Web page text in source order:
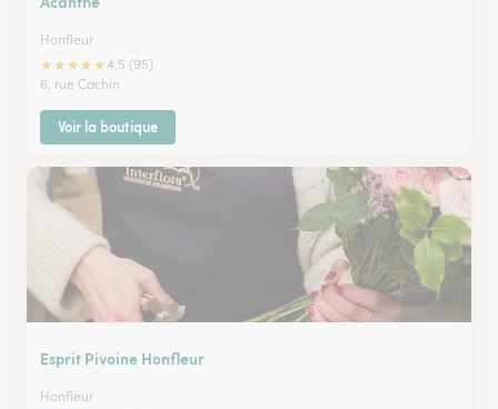
Honfleur
★★★★★4.5 (95)
6, rue Cachin
Voir la boutique
Esprit Pivoine Honfleur
Honfleur